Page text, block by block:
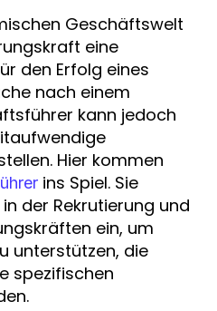
Geschäftswelt
eine
den Erfolg eines
nach einem
kann jedoch
Hier kommen
ins Spiel. Sie
der Rekrutierung und
ein, um
unterstützen, die
spezifischen